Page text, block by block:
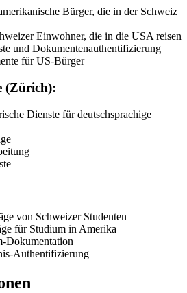
Bürger, die in der Schweiz
Einwohner, die in die USA reisen
und Dokumentenauthentifizierung
für US-Bürger
(Zürich):
Dienste für deutschsprachige
von Schweizer Studenten
für Studium in Amerika
Dokumentation
Authentifizierung